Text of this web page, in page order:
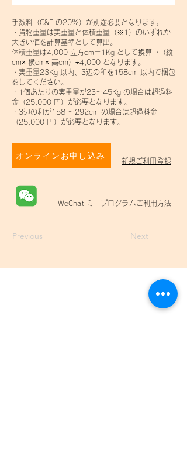
手数料（C&F の20％）が別途必要となります。
・貨物重量は実重量と体積重量（※1）のいずれか
大きい値を計算基準として算出。
体積重量は4,000 立方cm＝1Kg として換算→（縦
cm× 横cm× 高cm）÷4,000 となります。
・実重量23Kg 以内、3辺の和を158cm 以内で梱包
をしてください。
・1個あたりの実重量が23～45Kg の場合は超過料
金（25,000 円）が必要となります。
・3辺の和が158 ～292cm の場合は超過料金
（25,000 円）が必要となります。
オンラインお申し込み
新規ご利用登録
WeChat ミニプログラムご利用方法
Previous Next